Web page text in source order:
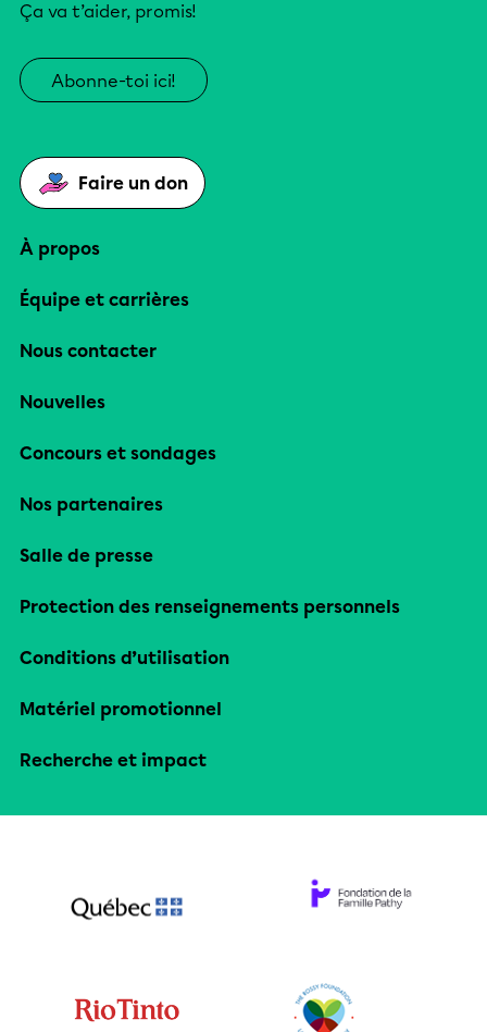
Ça va t’aider, promis!
Abonne-toi ici!
Faire un don
À propos
Équipe et carrières
Nous contacter
Nouvelles
Concours et sondages
Nos partenaires
Salle de presse
Protection des renseignements personnels
Conditions d’utilisation
Matériel promotionnel
Recherche et impact